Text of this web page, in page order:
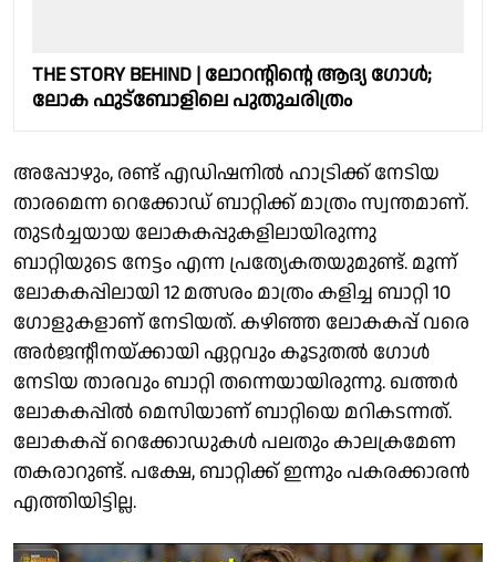
THE STORY BEHIND | ലോറന്റിന്റെ ആദ്യ ഗോള്‍;
ലോക ഫുട്ബോളിലെ പുതുചരിത്രം
അപ്പോഴും, രണ്ട് എഡിഷനില്‍ ഹാട്രിക്ക് നേടിയ
താരമെന്ന റെക്കോഡ് ബാറ്റിക്ക് മാത്രം സ്വന്തമാണ്.
തുടര്‍ച്ചയായ ലോകകപ്പുകളിലായിരുന്നു
ബാറ്റിയുടെ നേട്ടം എന്ന പ്രത്യേകതയുമുണ്ട്. മൂന്ന്
ലോകകപ്പിലായി 12 മത്സരം മാത്രം കളിച്ച ബാറ്റി 10
ഗോളുകളാണ് നേടിയത്. കഴിഞ്ഞ ലോകകപ്പ് വരെ
അര്‍ജന്റീനയ്ക്കായി ഏറ്റവും കൂടുതല്‍ ഗോള്‍
നേടിയ താരവും ബാറ്റി തന്നെയായിരുന്നു. ഖത്തര്‍
ലോകകപ്പില്‍ മെസിയാണ് ബാറ്റിയെ മറികടന്നത്.
ലോകകപ്പ് റെക്കോഡുകൾ പലതും കാലക്രമേണ
തകരാറുണ്ട്. പക്ഷേ, ബാറ്റിക്ക് ഇന്നും പകരക്കാരന്‍
എത്തിയിട്ടില്ല.